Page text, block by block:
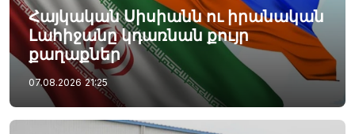
Հայկական Սիսիանն ու իրանական
Լահիջանը կդառնան քույր
քաղաքներ
07.08.2026 21:25